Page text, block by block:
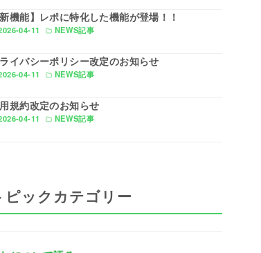
04-11 NEWS記事
新機能】レポに特化した機能が登場！！
04-11 NEWS記事
イバシーポリシー改定のお知らせ
04-11 NEWS記事
規約改定のお知らせ
ピックカテゴリー